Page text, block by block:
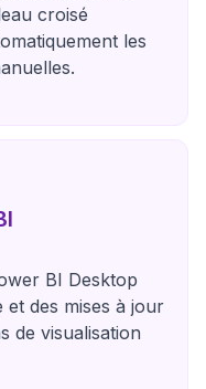
croisé
les
BI Desktop
des mises à jour
de visualisation